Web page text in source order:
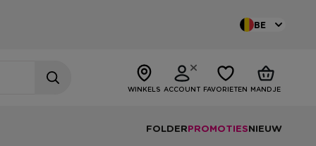
BE
WINKELS ACCOUNT FAVORIETEN MANDJE
FOLDERPROMOTIESNIEUW